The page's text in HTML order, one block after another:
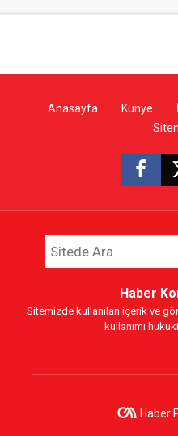
Anasayfa Künye
Haber
Sitemizde kullanılan içerik ve
kullanımı
Haber